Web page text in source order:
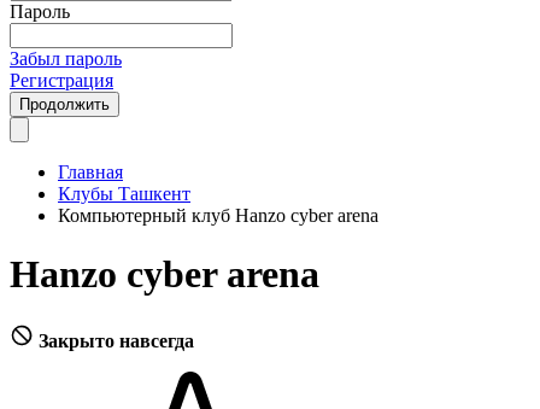
Пароль
Забыл пароль
Регистрация
Продолжить
Главная
Клубы Ташкент
Компьютерный клуб Hanzo cyber arena
Hanzo cyber arena
Закрыто навсегда